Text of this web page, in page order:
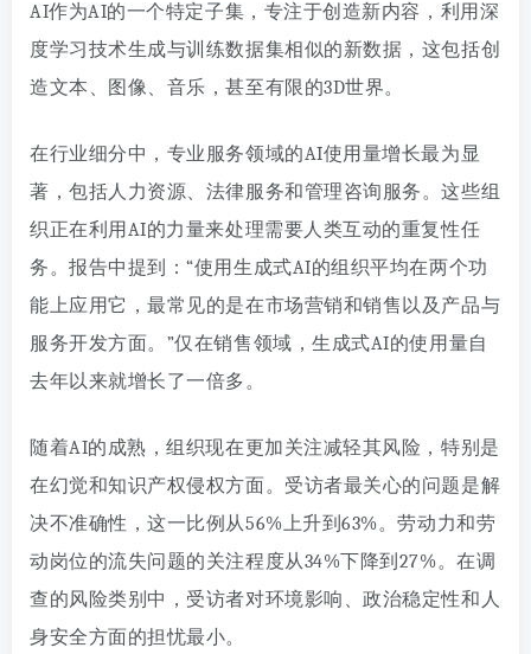
AI作为AI的一个特定子集，专注于创造新内容，利用深
度学习技术生成与训练数据集相似的新数据，这包括创
造文本、图像、音乐，甚至有限的3D世界。
在行业细分中，专业服务领域的AI使用量增长最为显
著，包括人力资源、法律服务和管理咨询服务。这些组
织正在利用AI的力量来处理需要人类互动的重复性任
务。报告中提到：“使用生成式AI的组织平均在两个功
能上应用它，最常见的是在市场营销和销售以及产品与
服务开发方面。”仅在销售领域，生成式AI的使用量自
去年以来就增长了一倍多。
随着AI的成熟，组织现在更加关注减轻其风险，特别是
在幻觉和知识产权侵权方面。受访者最关心的问题是解
决不准确性，这一比例从56%上升到63%。劳动力和劳
动岗位的流失问题的关注程度从34%下降到27%。在调
查的风险类别中，受访者对环境影响、政治稳定性和人
身安全方面的担忧最小。